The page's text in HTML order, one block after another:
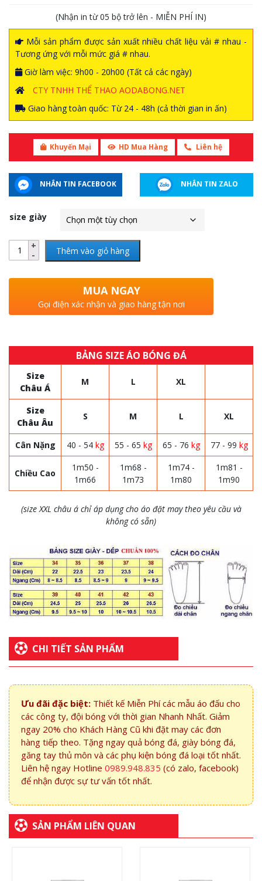
(Nhận in từ 05 bộ trở lên - MIỄN PHÍ IN)
Mỗi sản phẩm được sản xuất nhiều chất liệu vải # nhau -
Tương ứng với mỗi mức giá # nhau.
Giờ làm việc: 9h00 - 20h00 (Tất cả các ngày)
CTY TNHH THỂ THAO AODABONG.NET
Giao hàng toàn quốc: Từ 24 - 48h (cả thời gian in ấn)
Khuyến Mại HD Mua Hàng Liên hệ
NHẮN TIN FACEBOOK NHẮN TIN ZALO
size giày
Thêm vào giỏ hàng
MUA NGAY
Gọi điện xác nhận và giao hàng tận nơi
BẢNG SIZE ÁO BÓNG ĐÁ
Size
Châu Á
M L XL
Size
Châu Âu
S M L XL
Cân Nặng 40 - 54 kg 55 - 65 kg 65 - 76 kg 77 - 99 kg
Chiều Cao
1m50 -
1m66
1m68 -
1m73
1m74 -
1m80
1m81 -
1m90
(size XXL châu á chỉ áp dụng cho áo đặt may theo yêu cầu và
không có sẵn)
CHI TIẾT SẢN PHẨM
Ưu đãi đặc biệt: Thiết kế Miễn Phí các mẫu áo đấu cho
các công ty, đội bóng với thời gian Nhanh Nhất. Giảm
ngay 20% cho Khách Hàng Cũ khi đặt may các đơn
hàng tiếp theo. Tặng ngay quả bóng đá, giày bóng đá,
găng tay thủ môn và các phụ kiện bóng đá loại tốt nhất.
Liên hệ ngay Hotline 0989.948.835 (có zalo, facebook)
để nhận được sự tư vấn tốt nhất.
SẢN PHẨM LIÊN QUAN